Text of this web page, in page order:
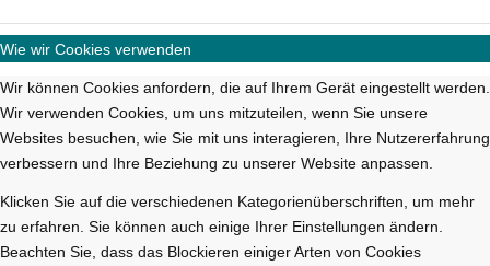
Wie wir Cookies verwenden
Wir können Cookies anfordern, die auf Ihrem Gerät eingestellt werden.
Wir verwenden Cookies, um uns mitzuteilen, wenn Sie unsere
Websites besuchen, wie Sie mit uns interagieren, Ihre Nutzererfahrung
verbessern und Ihre Beziehung zu unserer Website anpassen.
Klicken Sie auf die verschiedenen Kategorienüberschriften, um mehr
zu erfahren. Sie können auch einige Ihrer Einstellungen ändern.
Beachten Sie, dass das Blockieren einiger Arten von Cookies